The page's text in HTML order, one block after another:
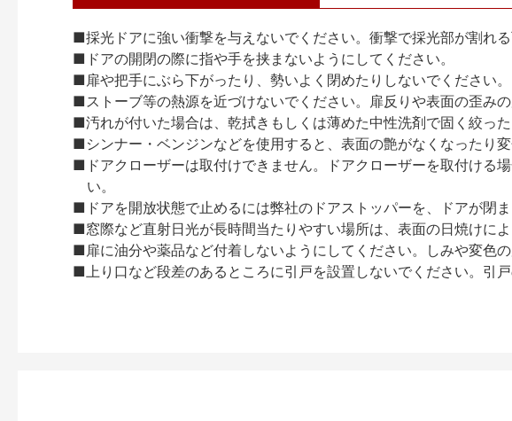
■採光ドアに強い衝撃を与えないでください。衝撃で採光部が割れる
■ドアの開閉の際に指や手を挟まないようにしてください。
■扉や把手にぶら下がったり、勢いよく閉めたりしないでください。
■ストーブ等の熱源を近づけないでください。扉反りや表面の歪みの
■汚れが付いた場合は、乾拭きもしくは薄めた中性洗剤で固く絞った
■シンナー・ベンジンなどを使用すると、表面の艶がなくなったり
■ドアクローザーは取付けできません。ドアクローザーを取付ける
い。
■ドアを開放状態で止めるには弊社のドアストッパーを、ドアが閉
■窓際など直射日光が長時間当たりやすい場所は、表面の日焼けに
■扉に油分や薬品など付着しないようにしてください。しみや変色の
■上り口など段差のあるところに引戸を設置しないでください。引